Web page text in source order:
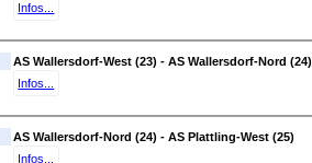
Infos...
AS Wallersdorf-West (23) - AS Wallersdorf-Nord (24)
Infos...
AS Wallersdorf-Nord (24) - AS Plattling-West (25)
Infos...